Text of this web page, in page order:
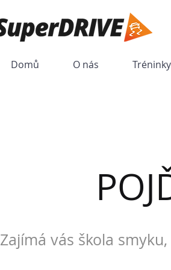
Domů O nás
Zajímá vás škola